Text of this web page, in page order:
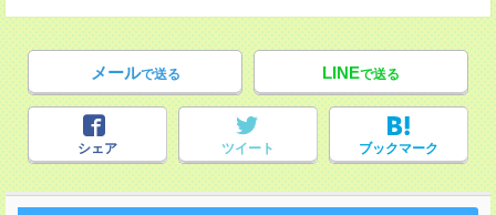
メールで送る LINEで送る
シェア ツイート ブックマーク